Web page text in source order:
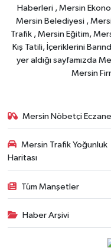
Haberleri , Mersin
Mersin Belediyesi ,
Trafik , Mersin Eğitim,
Kış Tatili, İçeriklerini
yer aldığı sayfamızda
Mersin
Mersin Nöbetçi
Mersin Trafik Yoğunluk
Haritası
Tüm Manşetler
Haber Arşivi